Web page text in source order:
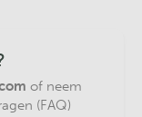
of neem
(FAQ)
uit de
, Het